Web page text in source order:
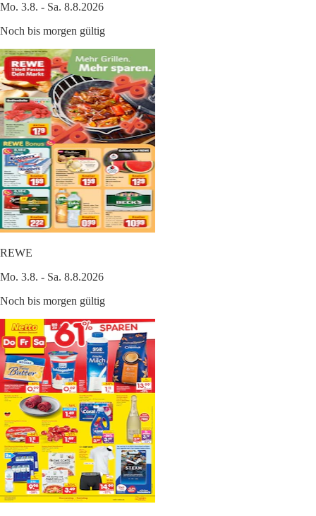
Mo. 3.8. - Sa. 8.8.2026
Noch bis morgen gültig
REWE
Mo. 3.8. - Sa. 8.8.2026
Noch bis morgen gültig